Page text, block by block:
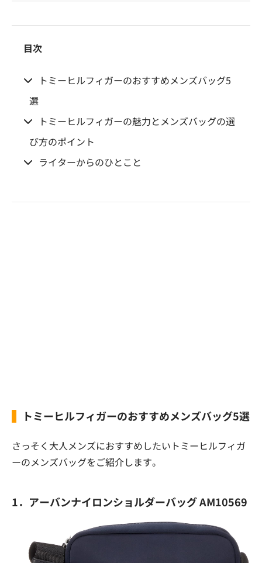
目次
トミーヒルフィガーのおすすめメンズバッグ5
選
トミーヒルフィガーの魅力とメンズバッグの選
び方のポイント
ライターからのひとこと
トミーヒルフィガーのおすすめメンズバッグ5選
さっそく大人メンズにおすすめしたいトミーヒルフィガ
ーのメンズバッグをご紹介します。
1．アーバンナイロンショルダーバッグ AM10569